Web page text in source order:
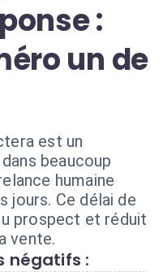
:
un de
est un
beaucoup
humaine
jours. Ce délai de
prospect et réduit
vente.
négatifs :